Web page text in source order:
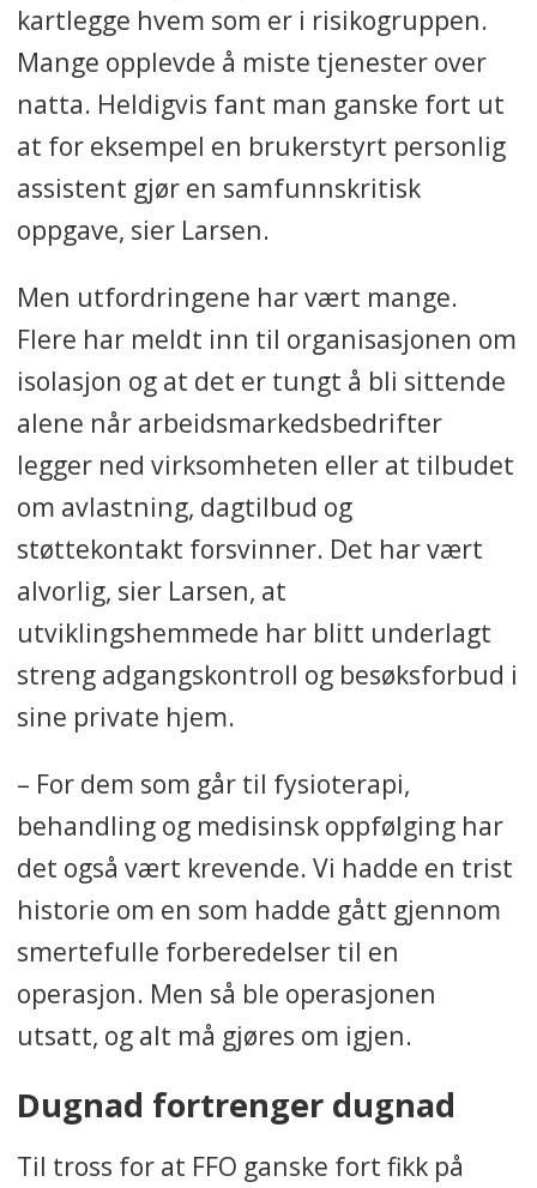
kartlegge hvem som er i risikogruppen.
Mange opplevde å miste tjenester over
natta. Heldigvis fant man ganske fort ut
at for eksempel en brukerstyrt personlig
assistent gjør en samfunnskritisk
oppgave, sier Larsen.
Men utfordringene har vært mange.
Flere har meldt inn til organisasjonen om
isolasjon og at det er tungt å bli sittende
alene når arbeidsmarkedsbedrifter
legger ned virksomheten eller at tilbudet
om avlastning, dagtilbud og
støttekontakt forsvinner. Det har vært
alvorlig, sier Larsen, at
utviklingshemmede har blitt underlagt
streng adgangskontroll og besøksforbud i
sine private hjem.
– For dem som går til fysioterapi,
behandling og medisinsk oppfølging har
det også vært krevende. Vi hadde en trist
historie om en som hadde gått gjennom
smertefulle forberedelser til en
operasjon. Men så ble operasjonen
utsatt, og alt må gjøres om igjen.
Dugnad fortrenger dugnad
Til tross for at FFO ganske fort fikk på